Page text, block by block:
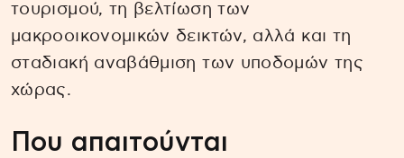
τουρισμού, τη βελτίωση των
μακροοικονομικών δεικτών, αλλά και τη
σταδιακή αναβάθμιση των υποδομών της
χώρας.
Που απαιτούνται